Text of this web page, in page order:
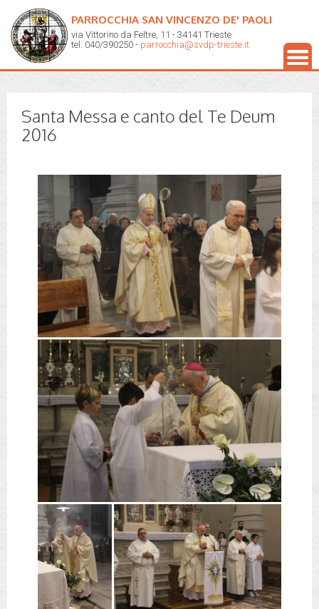
PARROCCHIA SAN VINCENZO DE' PAOLI
via Vittorino da Feltre, 11 - 34141 Trieste
tel. 040/390250 - parrocchia@svdp-trieste.it
Santa Messa e canto del Te Deum
2016